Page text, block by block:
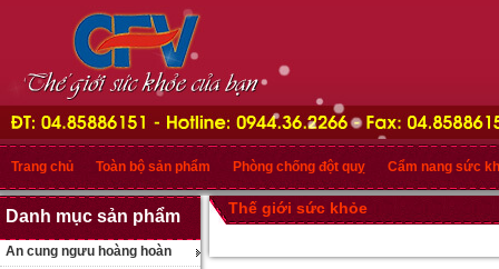
Trang chủ Toàn bộ sản phẩm Phòng chống đột quỵ Cẩm nang sức
Danh mục sản phẩm
An cung ngưu hoàng hoàn
Thế giới sức khỏe